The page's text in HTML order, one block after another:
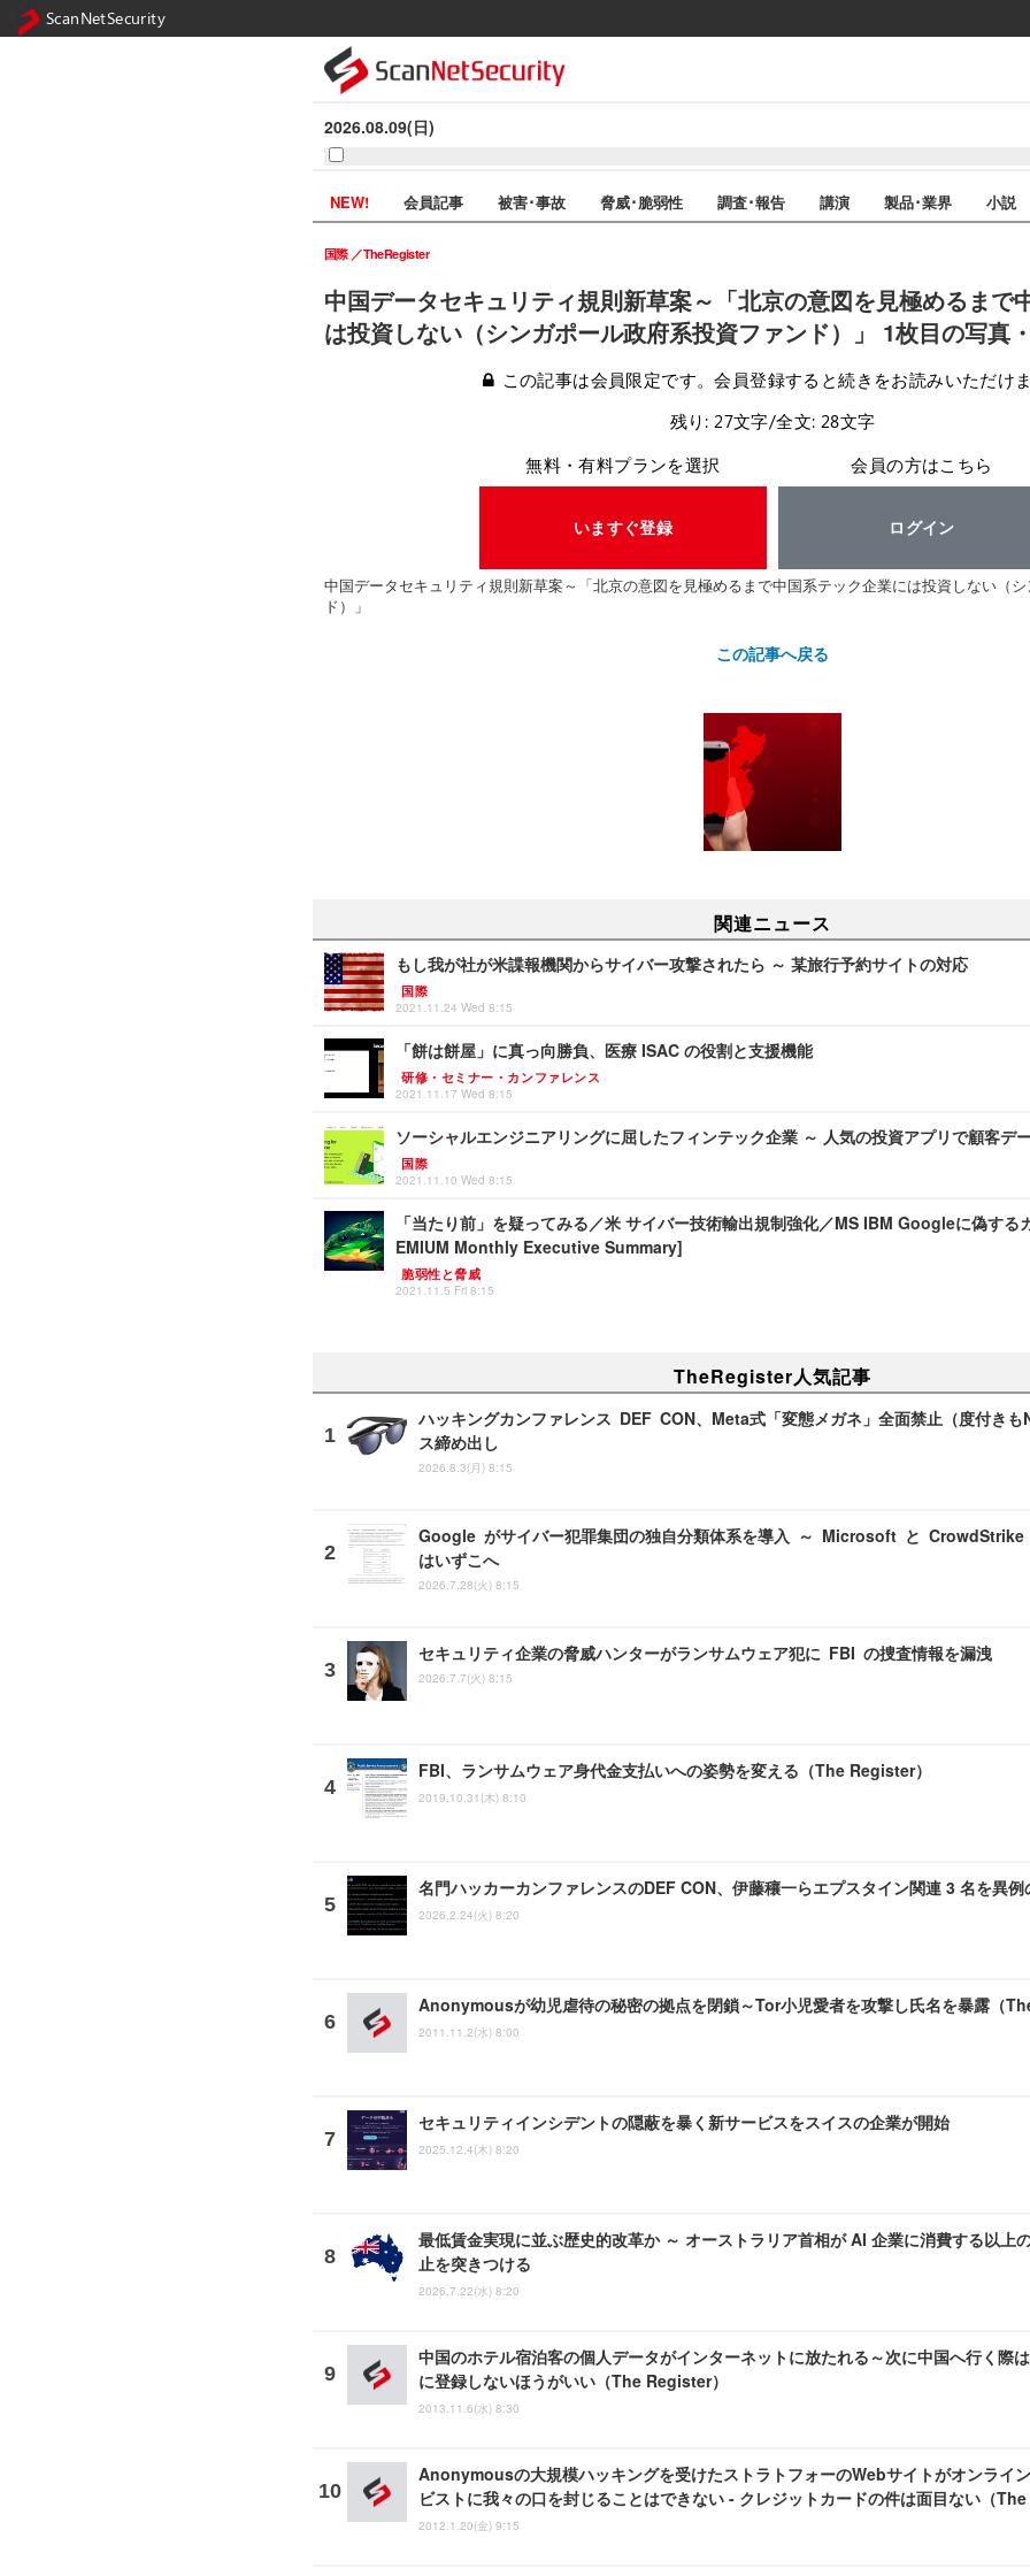
2026.08.09(日)
NEW! 会員記事 被害･事故 脅威･脆弱性 調査･報告 講演 製品･業界 小説
中国データセキュリティ規則新草案～「北京の意図を見極めるまで
は投資しない（シンガポール政府系投資ファンド）」 1枚目の写真
国際 TheRegister
この記事は会員限定です。会員登録すると続きをお読みいただけま
残り: 27文字/全文: 28文字
無料・有料プランを選択
いますぐ登録
会員の方はこちら
ログイン
中国データセキュリティ規則新草案～「北京の意図を見極めるまで中国系テック企業には投資しない（
ド）」
この記事へ戻る
関連ニュース
もし我が社が米諜報機関からサイバー攻撃されたら ～ 某旅行予約サイトの対応
国際
2021.11.24 Wed 8:15
「餅は餅屋」に真っ向勝負、医療 ISAC の役割と支援機能
研修・セミナー・カンファレンス
2021.11.17 Wed 8:15
ソーシャルエンジニアリングに屈したフィンテック企業 ～ 人気の投資アプリで顧客デ
国際
2021.11.10 Wed 8:15
「当たり前」を疑ってみる／米 サイバー技術輸出規制強化／MS IBM Googleに偽す
EMIUM Monthly Executive Summary]
脆弱性と脅威
2021.11.5 Fri 8:15
TheRegister人気記事
ハッキングカンファレンス DEF CON、Meta式「変態メガネ」全面禁止（度付きも
ス締め出し
2026.8.3(月) 8:15
Google がサイバー犯罪集団の独自分類体系を導入 ～ Microsoft と CrowdStrike
はいずこへ
2026.7.28(火) 8:15
セキュリティ企業の脅威ハンターがランサムウェア犯に FBI の捜査情報を漏洩
2026.7.7(火) 8:15
FBI、ランサムウェア身代金支払いへの姿勢を変える（The Register）
2019.10.31(木) 8:10
名門ハッカーカンファレンスのDEF CON、伊藤穰一らエプスタイン関連 3 名を異例
2026.2.24(火) 8:20
Anonymousが幼児虐待の秘密の拠点を閉鎖～Tor小児愛者を攻撃し氏名を暴露（
2011.11.2(水) 8:00
セキュリティインシデントの隠蔽を暴く新サービスをスイスの企業が開始
2025.12.4(木) 8:20
最低賃金実現に並ぶ歴史的改革か ～ オーストラリア首相が AI 企業に消費する以上
止を突きつける
2026.7.22(水) 8:20
中国のホテル宿泊客の個人データがインターネットに放たれる～次に中国へ行く際
に登録しないほうがいい（The Register）
2013.11.6(水) 8:30
Anonymousの大規模ハッキングを受けたストラトフォーのWebサイトがオンライ
ビストに我々の口を封じることはできない - クレジットカードの件は面目ない（The
2012.1.20(金) 9:15
ScanNetSecurity